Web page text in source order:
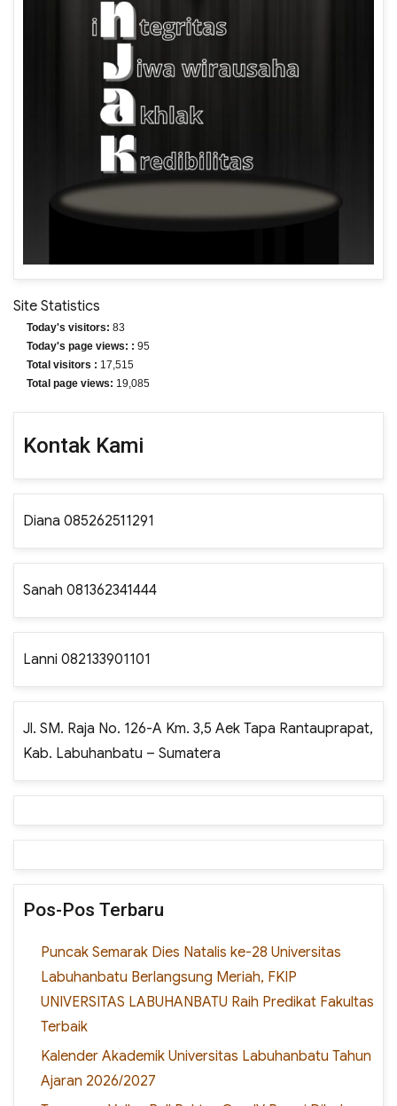
Site Statistics
Today's visitors: 83
Today's page views: : 95
Total visitors : 17,515
Total page views: 19,085
Kontak Kami
Diana 085262511291
Sanah 081362341444
Lanni 082133901101
Jl. SM. Raja No. 126-A Km. 3,5 Aek Tapa Rantauprapat,
Kab. Labuhanbatu – Sumatera
Pos-Pos Terbaru
Puncak Semarak Dies Natalis ke-28 Universitas
Labuhanbatu Berlangsung Meriah, FKIP
UNIVERSITAS LABUHANBATU Raih Predikat Fakultas
Terbaik
Kalender Akademik Universitas Labuhanbatu Tahun
Ajaran 2026/2027